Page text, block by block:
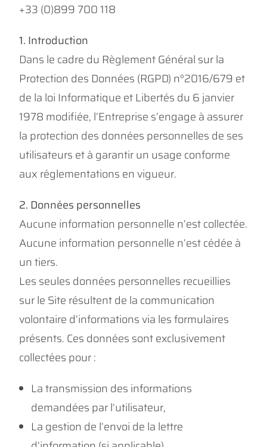
+33 (0)899 700 118
1. Introduction
Dans le cadre du Règlement Général sur la
Protection des Données (RGPD) n°2016/679 et
de la loi Informatique et Libertés du 6 janvier
1978 modifiée, l’Entreprise s’engage à assurer
la protection des données personnelles de ses
utilisateurs et à garantir un usage conforme
aux réglementations en vigueur.
2. Données personnelles
Aucune information personnelle n’est collectée.
Aucune information personnelle n’est cédée à
un tiers.
Les seules données personnelles recueillies
sur le Site résultent de la communication
volontaire d’informations via les formulaires
présents. Ces données sont exclusivement
collectées pour :
La transmission des informations
demandées par l’utilisateur,
La gestion de l’envoi de la lettre